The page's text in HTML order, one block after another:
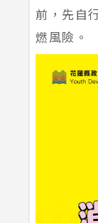
前，先自
燃風險。